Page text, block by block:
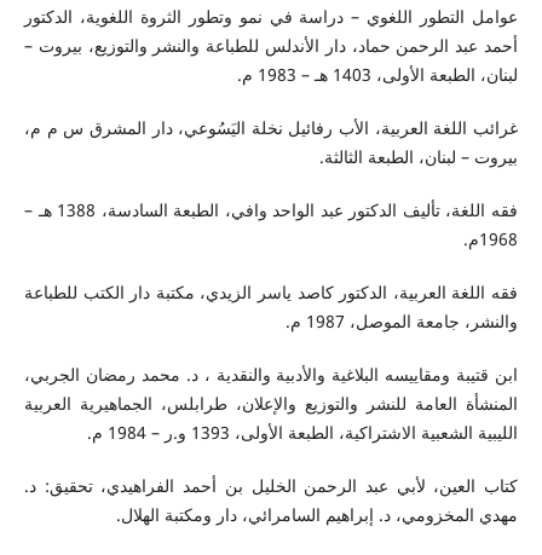
عوامل التطور اللغوي – دراسة في نمو وتطور الثروة اللغوية، الدكتور
أحمد عبد الرحمن حماد، دار الأندلس للطباعة والنشر والتوزيع، بيروت –
لبنان، الطبعة الأولى، 1403 هـ – 1983 م.
غرائب اللغة العربية، الأب رفائيل نخلة اليَسُوعي، دار المشرق س م م،
بيروت – لبنان، الطبعة الثالثة.
فقه اللغة، تأليف الدكتور عبد الواحد وافي، الطبعة السادسة، 1388 هـ –
1968م.
فقه اللغة العربية، الدكتور كاصد ياسر الزيدي، مكتبة دار الكتب للطباعة
والنشر، جامعة الموصل، 1987 م.
ابن قتيبة ومقاييسه البلاغية والأدبية والنقدية ، د. محمد رمضان الجربي،
المنشأة العامة للنشر والتوزيع والإعلان، طرابلس، الجماهيرية العربية
الليبية الشعبية الاشتراكية، الطبعة الأولى، 1393 و.ر – 1984 م.
كتاب العين، لأبي عبد الرحمن الخليل بن أحمد الفراهيدي، تحقيق: د.
مهدي المخزومي، د. إبراهيم السامرائي، دار ومكتبة الهلال.